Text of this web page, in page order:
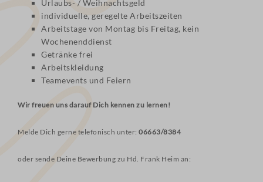
Urlaubs- / Weihnachtsgeld
individuelle, geregelte Arbeitszeiten
Arbeitstage von Montag bis Freitag, kein
Wochenenddienst
Getränke frei
Arbeitskleidung
Teamevents und Feiern
Wir freuen uns darauf Dich kennen zu lernen!
Melde Dich gerne telefonisch unter: 06663/8384
oder sende Deine Bewerbung zu Hd. Frank Heim an: